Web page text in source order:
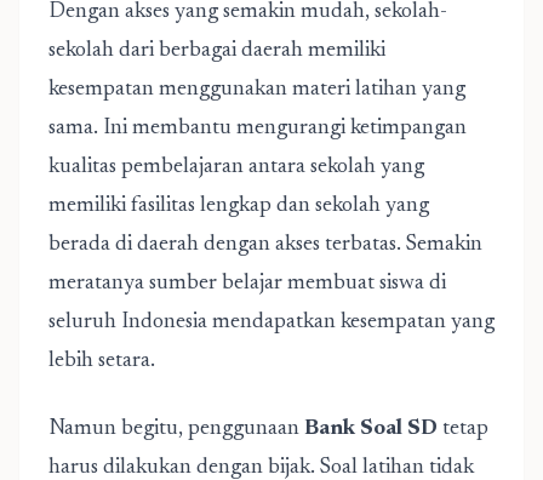
Dengan akses yang semakin mudah, sekolah-
sekolah dari berbagai daerah memiliki
kesempatan menggunakan materi latihan yang
sama. Ini membantu mengurangi ketimpangan
kualitas pembelajaran antara sekolah yang
memiliki fasilitas lengkap dan sekolah yang
berada di daerah dengan akses terbatas. Semakin
meratanya sumber belajar membuat siswa di
seluruh Indonesia mendapatkan kesempatan yang
lebih setara.
Namun begitu, penggunaan Bank Soal SD tetap
harus dilakukan dengan bijak. Soal latihan tidak